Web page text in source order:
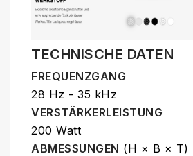
TECHNISCHE DATEN
FREQUENZGANG
28 Hz - 35 kHz
VERSTÄRKERLEISTUNG
200 Watt
ABMESSUNGEN (H × B × T)